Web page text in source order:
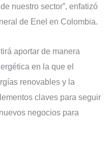
nuestro sector”, enfatizó
de Enel en Colombia.
aportar de manera
en la que el
renovables y la
claves para seguir
negocios para